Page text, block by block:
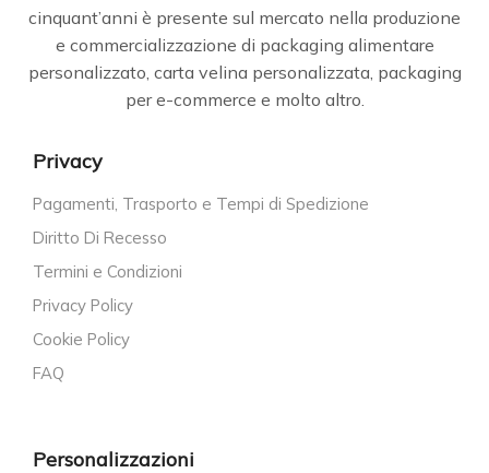
cinquant’anni è presente sul mercato nella produzione
e commercializzazione di packaging alimentare
personalizzato, carta velina personalizzata, packaging
per e-commerce e molto altro.
Privacy
Pagamenti, Trasporto e Tempi di Spedizione
Diritto Di Recesso
Termini e Condizioni
Privacy Policy
Cookie Policy
FAQ
Personalizzazioni